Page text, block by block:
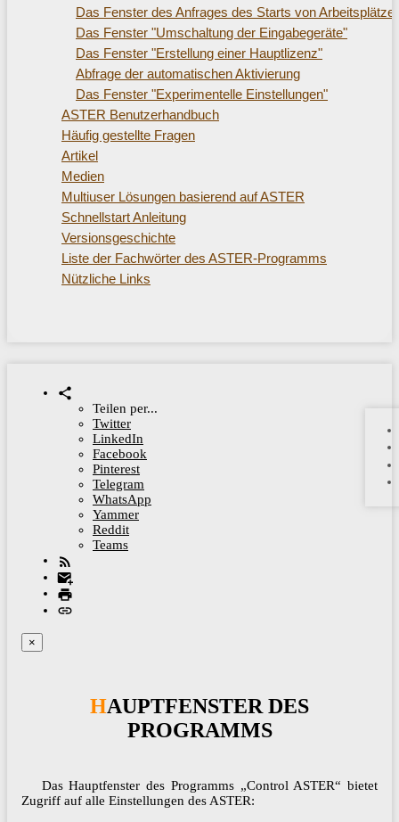
Das Fenster des Anfrages des Starts von
Das Fenster "Umschaltung der Eingabegeräte"
Das Fenster "Erstellung einer Hauptlizenz"
Abfrage der automatischen Aktivierung
Das Fenster "Experimentelle Einstellungen"
ASTER Benutzerhandbuch
Häufig gestellte Fragen
Artikel
Medien
Multiuser Lösungen basierend auf ASTER
Schnellstart Anleitung
Versionsgeschichte
Liste der Fachwörter des ASTER-Programms
Nützliche Links
Teilen per...
Twitter
LinkedIn
Facebook
Pinterest
Telegram
WhatsApp
Yammer
Reddit
Teams
×
HAUPTFENSTER DES
PROGRAMMS
Das Hauptfenster des Programms „Control ASTER“ bietet
Zugriff auf alle Einstellungen des ASTER: